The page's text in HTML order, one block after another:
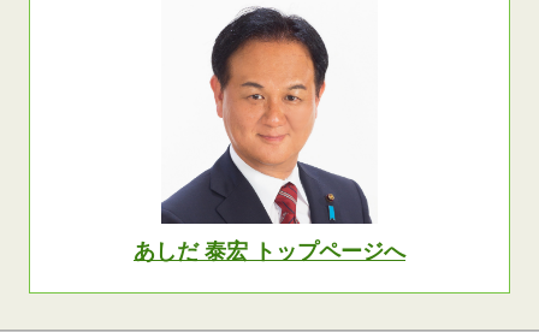
あしだ 泰宏 トップページへ